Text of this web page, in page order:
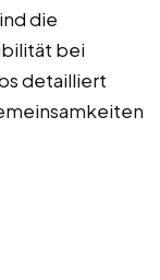
die
bei
detailliert